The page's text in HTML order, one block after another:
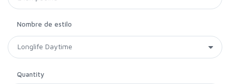
Nombre de estilo
Quantity